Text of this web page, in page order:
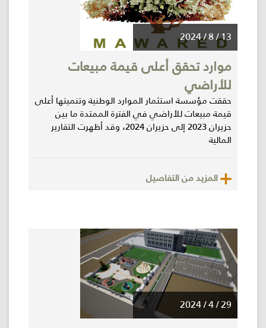
13 / 8 / 2024
موارد تحقق أعلى قيمة مبيعات
للأراضي
حققت مؤسسة استثمار الموارد الوطنية وتنميتها أعلى
قيمة مبيعات للأراضي في الفترة الممتدة ما بين
حزيران 2023 إلى حزيران 2024، وقد أظهرت التقارير
المالية
المزيد من التفاصيل
29 / 4 / 2024